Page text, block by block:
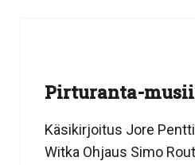
Pirturanta-
Käsikirjoitus Jore
Witka Ohjaus Simo